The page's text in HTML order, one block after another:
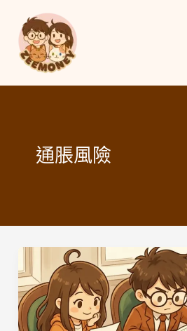
content
通脹風險